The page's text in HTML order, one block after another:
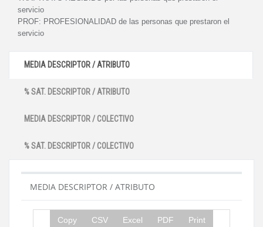
servicio
PROF: PROFESIONALIDAD de las personas que prestaron el
servicio
MEDIA DESCRIPTOR / ATRIBUTO
% SAT. DESCRIPTOR / ATRIBUTO
MEDIA DESCRIPTOR / COLECTIVO
% SAT. DESCRIPTOR / COLECTIVO
MEDIA DESCRIPTOR / ATRIBUTO
Copy CSV Excel PDF Print